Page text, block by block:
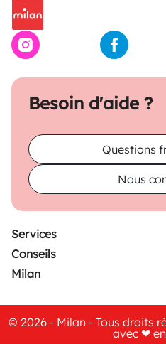
Besoin d'aide ?
Questions
Nous
Services
Conseils
Milan
© 2026 - Milan - Tous droits
avec ❤